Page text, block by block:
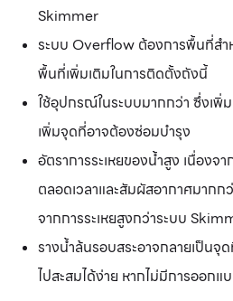
Skimmer
ระบบ Overflow ต้องการพื้นที่สำ
พื้นที่เพิ่มเติมในการติดตั้งถังนี้
ใช้อุปกรณ์ในระบบมากกว่า ซึ่งเพิ่
เพิ่มจุดที่อาจต้องซ่อมบำรุง
อัตราการระเหยของน้ำสูง เนื่องจ
ตลอดเวลาและสัมผัสอากาศมากก
จากการระเหยสูงกว่าระบบ
รางน้ำล้นรอบสระอาจกลายเป็นจุ
ไปสะสมได้ง่าย หากไม่มีการออกแ